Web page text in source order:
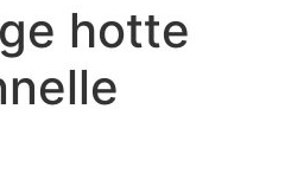
hotte